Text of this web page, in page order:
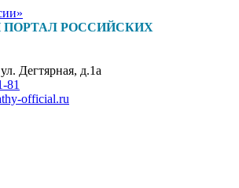
РОССИЙСКИХ
Дегтярная, д.1а
81
official.ru